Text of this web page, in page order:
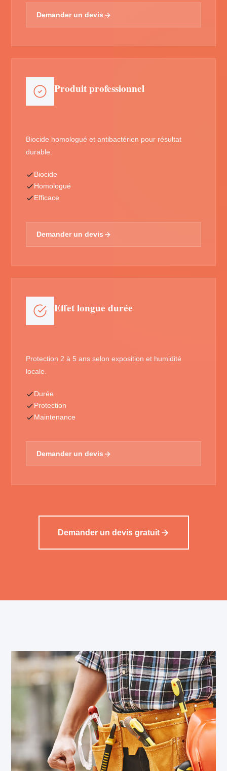
Demander un devis
Produit professionnel
Biocide homologué et antibactérien pour résultat
durable.
Biocide
Homologué
Efficace
Demander un devis
Effet longue durée
Protection 2 à 5 ans selon exposition et humidité
locale.
Durée
Protection
Maintenance
Demander un devis
Demander un devis gratuit